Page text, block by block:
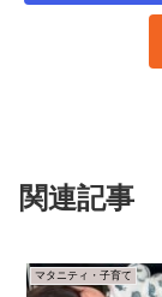
関連記事
マタニティ・子育て